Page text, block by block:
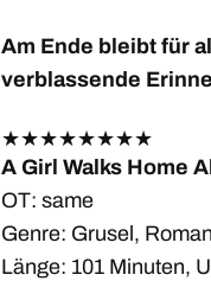
Am Ende bleibt für
verblassende
★★★★★★★★
A Girl Walks Home
OT: same
Genre: Grusel,
Länge: 101 Minuten,